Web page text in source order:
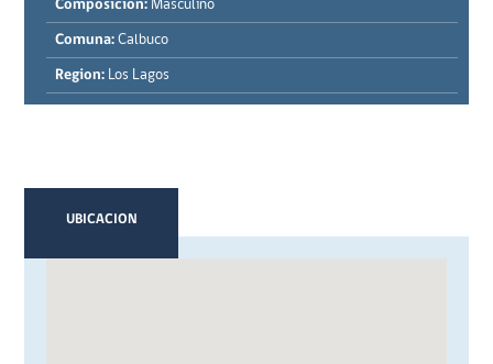
Composición: Masculino
Comuna: Calbuco
Region: Los Lagos
UBICACION